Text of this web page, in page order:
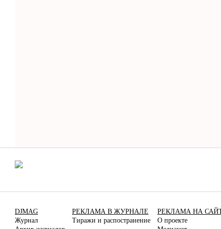
DJMAG
Журнал
РЕКЛАМА В ЖУРНАЛЕ
Тиражи и распостранение
РЕКЛАМА НА
О проекте